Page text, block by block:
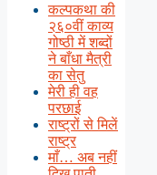
कल्पकथा की
२६०वीं काव्य
गोष्ठी में शब्दों
ने बाँधा मैत्री
का सेतु
मेरी ही वह
परछाई
राष्ट्रों से मिलें
राष्ट्र
माँ… अब नहीं